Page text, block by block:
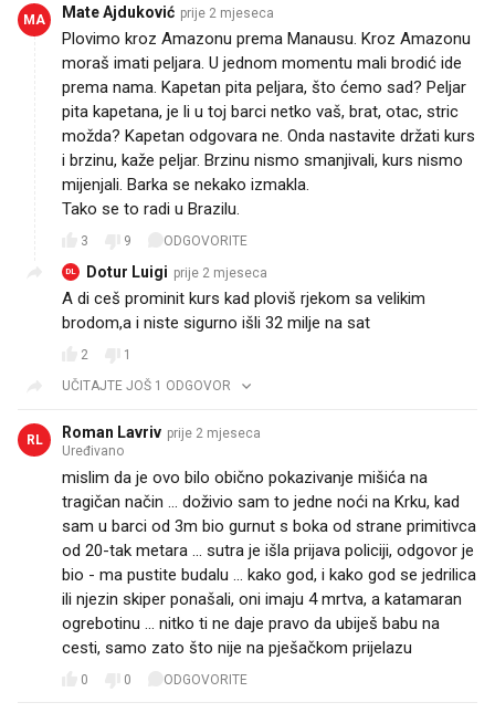
MA Mate Ajduković prije 2 mjeseca
Plovimo kroz Amazonu prema Manausu. Kroz Amazonu
moraš imati peljara. U jednom momentu mali brodić ide
prema nama. Kapetan pita peljara, što ćemo sad? Peljar
pita kapetana, je li u toj barci netko vaš, brat, otac, stric
možda? Kapetan odgovara ne. Onda nastavite držati kurs
i brzinu, kaže peljar. Brzinu nismo smanjivali, kurs nismo
mijenjali. Barka se nekako izmakla.
Tako se to radi u Brazilu.
3 9 ODGOVORITE
DL Dotur Luigi prije 2 mjeseca
A di ceš prominit kurs kad ploviš rjekom sa velikim
brodom,a i niste sigurno išli 32 milje na sat
2
1
UČITAJTE JOŠ 1 ODGOVOR
RL Roman Lavriv prije 2 mjeseca
Uređivano
mislim da je ovo bilo obično pokazivanje mišića na
tragičan način ... doživio sam to jedne noći na Krku, kad
sam u barci od 3m bio gurnut s boka od strane primitivca
od 20-tak metara ... sutra je išla prijava policiji, odgovor je
bio - ma pustite budalu ... kako god, i kako god se jedrilica
ili njezin skiper ponašali, oni imaju 4 mrtva, a katamaran
ogrebotinu ... nitko ti ne daje pravo da ubiješ babu na
cesti, samo zato što nije na pješačkom prijelazu
0 0 ODGOVORITE